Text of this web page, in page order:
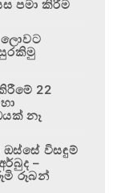
පමා කිරීම
ලොවට
22
නෑ
විසඳුම්
–
රූබන්